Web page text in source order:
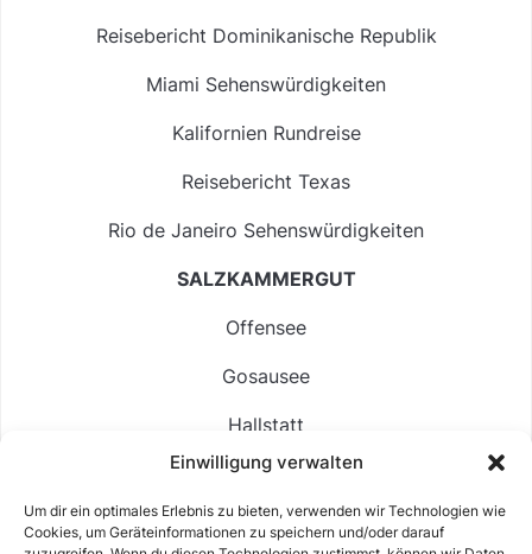
Einwilligung verwalten
Um dir ein optimales Erlebnis zu bieten, verwenden wir Technologien wie
Cookies, um Geräteinformationen zu speichern und/oder darauf
Reisebericht Dominikanische Republik
Miami Sehenswürdigkeiten
Kalifornien Rundreise
Reisebericht Texas
Rio de Janeiro Sehenswürdigkeiten
SALZKAMMERGUT
Offensee
Gosausee
Hallstatt
Langbathsee
Altausseer See